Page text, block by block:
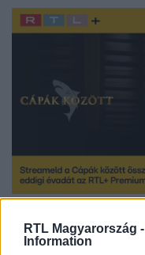
RTL Magyarország -
Information